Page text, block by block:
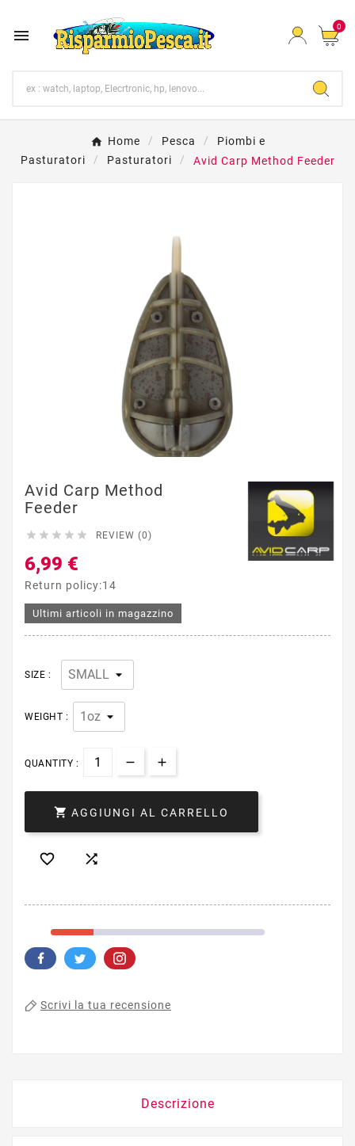
 0
Home Pesca
Piombi e
Pasturatori
Pasturatori Avid Carp Method Feeder
Avid Carp Method
Feeder
     REVIEW (0)
6,99 €
Return policy:14
Ultimi articoli in magazzino
SIZE :
WEIGHT :
QUANTITY :
 AGGIUNGI AL CARRELLO
 
Scrivi la tua recensione
Descrizione